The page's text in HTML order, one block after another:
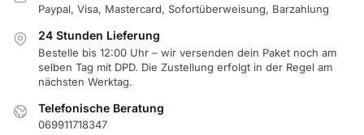
Paypal, Visa, Mastercard, Sofortüberweisung, Barzahlung
24 Stunden Lieferung
Bestelle bis 12:00 Uhr – wir versenden dein Paket noch am
selben Tag mit DPD. Die Zustellung erfolgt in der Regel am
nächsten Werktag.
Telefonische Beratung
069911718347